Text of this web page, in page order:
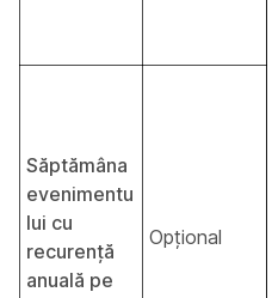
Săptămâna
evenimentu
lui cu
recurență
anuală pe
Opțional